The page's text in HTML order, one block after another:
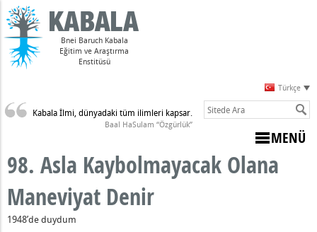
Bnei Baruch Kabala
Eğitim ve Araştırma
Enstitüsü
Türkçe
Kabala İlmi, dünyadaki tüm ilimleri kapsar.
Baal HaSulam “Özgürlük”
MENÜ
98. Asla Kaybolmayacak Olana
Maneviyat Denir
1948’de duydum